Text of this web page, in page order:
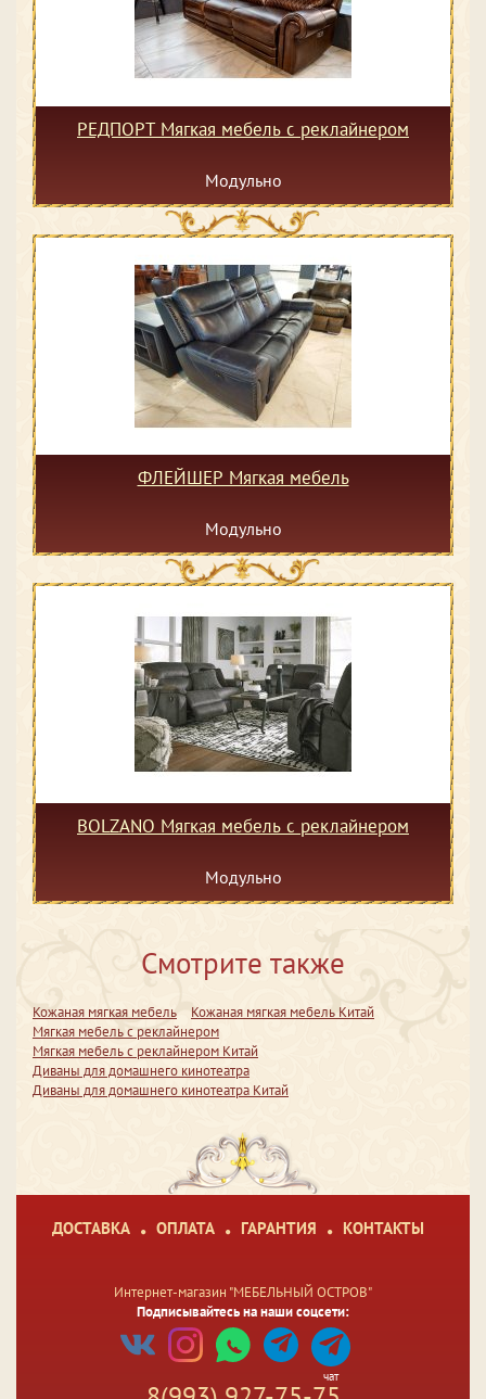
РЕДПОРТ Мягкая мебель с реклайнером
Модульно
ФЛЕЙШЕР Мягкая мебель
Модульно
BOLZANO Мягкая мебель с реклайнером
Модульно
Смотрите также
Кожаная мягкая мебель
Кожаная мягкая мебель Китай
Мягкая мебель с реклайнером
Мягкая мебель с реклайнером Китай
Диваны для домашнего кинотеатра
Диваны для домашнего кинотеатра Китай
ДОСТАВКА ОПЛАТА ГАРАНТИЯ КОНТАКТЫ
Интернет-магазин "МЕБЕЛЬНЫЙ ОСТРОВ"
Подписывайтесь на наши соцсети:
чат